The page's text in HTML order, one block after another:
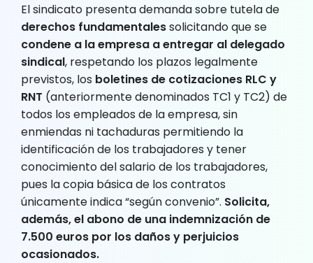
El sindicato presenta demanda sobre tutela de
derechos fundamentalessolicitando que se
condene a la empresa a entregar al delegado
sindical, respetando los plazos legalmente
previstos, los boletines de cotizaciones RLC y
RNT (anteriormente denominados TC1 y TC2) de
todos los empleados de la empresa, sin
enmiendas ni tachaduras permitiendo la
identificación de los trabajadores y tener
conocimiento del salario de los trabajadores,
pues la copia básica de los contratos
únicamente indica “según convenio”. Solicita,
además, el abono de una indemnización de
7.500 euros por los daños y perjuicios
ocasionados.